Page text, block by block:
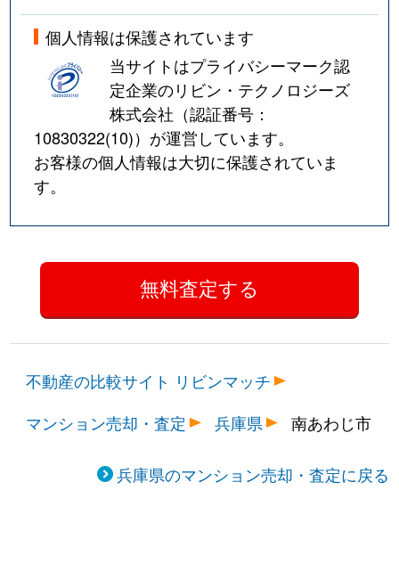
個人情報は保護されています
当サイトはプライバシーマーク認
定企業のリビン・テクノロジーズ
株式会社（認証番号：
10830322(10)）が運営しています。
お客様の個人情報は大切に保護されていま
す。
不動産の比較サイト リビンマッチ
マンション売却・査定
兵庫県 南あわじ市
兵庫県のマンション売却・査定に戻る